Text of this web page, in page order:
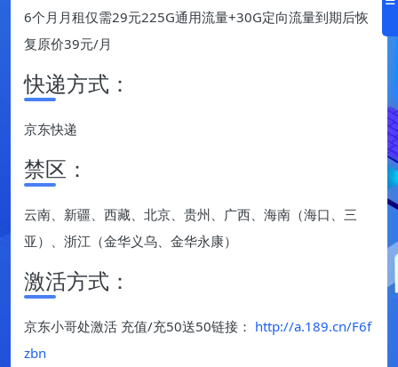
6个月月租仅需29元225G通用流量+30G定向流量到期后恢
复原价39元/月
快递方式：
京东快递
禁区：
云南、新疆、西藏、北京、贵州、广西、海南（海口、三
亚）、浙江（金华义乌、金华永康）
激活方式：
京东小哥处激活 充值/充50送50链接： http://a.189.cn/F6f
zbn